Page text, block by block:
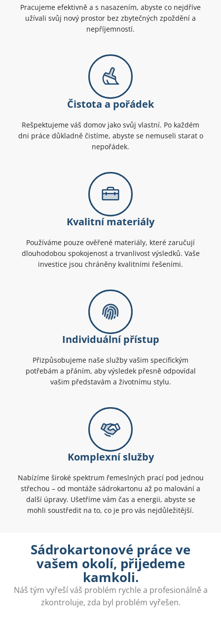
Pracujeme efektivně a s nasazením, abyste co nejdříve
užívali svůj nový prostor bez zbytečných zpoždění a
nepříjemností.
Čistota a pořádek
Rešpektujeme váš domov jako svůj vlastní. Po každém
dni práce důkladně čistíme, abyste se nemuseli starat o
nepořádek.
Kvalitní materiály
Používáme pouze ověřené materiály, které zaručují
dlouhodobou spokojenost a trvanlivost výsledků. Vaše
investice jsou chráněny kvalitními řešeními.
Individuální přístup
Přizpůsobujeme naše služby vašim specifickým
potřebám a přáním, aby výsledek přesně odpovídal
vašim představám a životnímu stylu.
Komplexní služby
Nabízíme široké spektrum řemeslných prací pod jednou
střechou – od montáže sádrokartonu až po malování a
další úpravy. Ušetříme vám čas a energii, abyste se
mohli soustředit na to, co je pro vás nejdůležitější.
Sádrokartonové práce ve
vašem okolí, přijedeme
kamkoli.
Náš tým vyřeší váš problém rychle a profesionálně a
zkontroluje, zda byl problém vyřešen.